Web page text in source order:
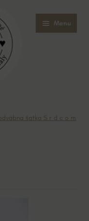
Menu
šatka S r d c o m